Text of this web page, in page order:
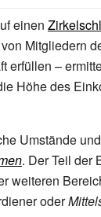
einen
von Mitgliedern
erfüllen –
Höhe des
Umstände
. Der Teil der
weiteren
oder